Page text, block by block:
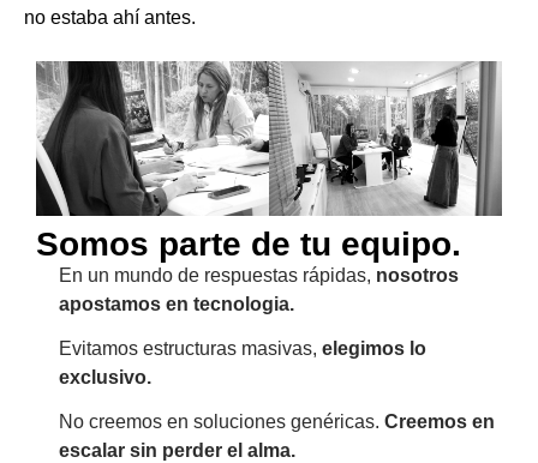
no estaba ahí antes.
Somos parte de tu equipo.
En un mundo de respuestas rápidas, nosotros
apostamos en tecnologia.
Evitamos estructuras masivas, elegimos lo
exclusivo.
No creemos en soluciones genéricas. Creemos en
escalar sin perder el alma.